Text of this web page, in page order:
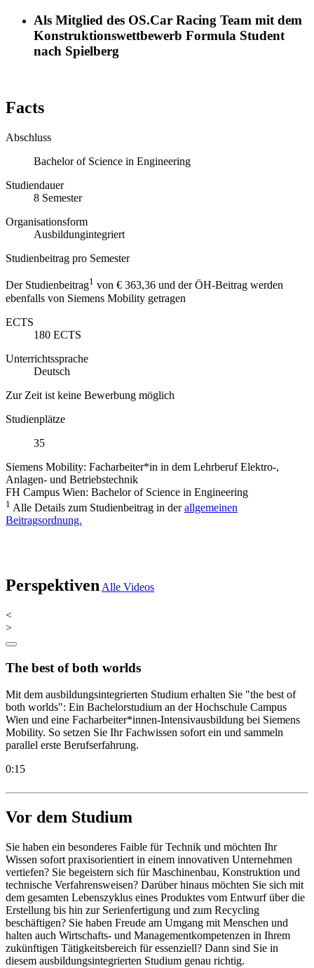
Als Mitglied des OS.Car Racing Team mit dem
Konstruktionswettbewerb Formula Student
nach Spielberg
Facts
Abschluss
Bachelor of Science in Engineering
Studiendauer
8 Semester
Organisationsform
Ausbildungintegriert
Studienbeitrag pro Semester
Der Studienbeitrag1 von € 363,36 und der ÖH-Beitrag werden
ebenfalls von Siemens Mobility getragen
ECTS
180 ECTS
Unterrichtssprache
Deutsch
Zur Zeit ist keine Bewerbung möglich
Studienplätze
35
Siemens Mobility: Facharbeiter*in in dem Lehrberuf Elektro-,
Anlagen- und Betriebstechnik
FH Campus Wien: Bachelor of Science in Engineering
1 Alle Details zum Studienbeitrag in derallgemeinen
Beitragsordnung.
Perspektiven Alle Videos
<
>
The best of both worlds
Mit dem ausbildungsintegrierten Studium erhalten Sie "the best of
both worlds": Ein Bachelorstudium an der Hochschule Campus
Wien und eine Facharbeiter*innen-Intensivausbildung bei Siemens
Mobility. So setzen Sie Ihr Fachwissen sofort ein und sammeln
parallel erste Berufserfahrung.
0:15
Vor dem Studium
Sie haben ein besonderes Faible für Technik und möchten Ihr
Wissen sofort praxisorientiert in einem innovativen Unternehmen
vertiefen? Sie begeistern sich für Maschinenbau, Konstruktion und
technische Verfahrensweisen? Darüber hinaus möchten Sie sich mit
dem gesamten Lebenszyklus eines Produktes vom Entwurf über die
Erstellung bis hin zur Serienfertigung und zum Recycling
beschäftigen? Sie haben Freude am Umgang mit Menschen und
halten auch Wirtschafts- und Managementkompetenzen in Ihrem
zukünftigen Tätigkeitsbereich für essenziell? Dann sind Sie in
diesem ausbildungsintegrierten Studium genau richtig.